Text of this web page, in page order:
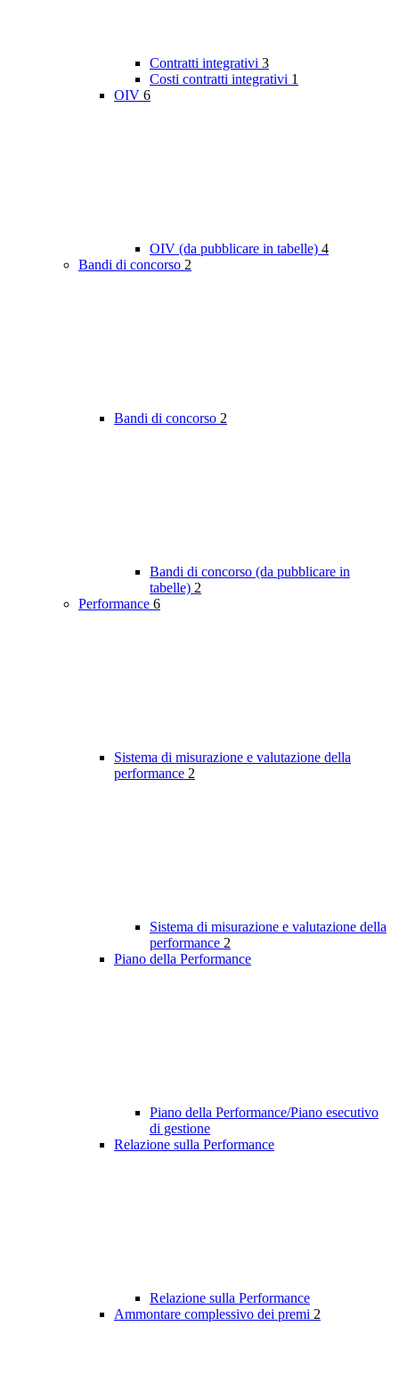
Contratti integrativi 3
Costi contratti integrativi 1
OIV 6
OIV (da pubblicare in tabelle) 4
Bandi di concorso 2
Bandi di concorso 2
Bandi di concorso (da pubblicare in
tabelle) 2
Performance 6
Sistema di misurazione e valutazione della
performance 2
Sistema di misurazione e valutazione della
performance 2
Piano della Performance
Piano della Performance/Piano esecutivo
di gestione
Relazione sulla Performance
Relazione sulla Performance
Ammontare complessivo dei premi 2